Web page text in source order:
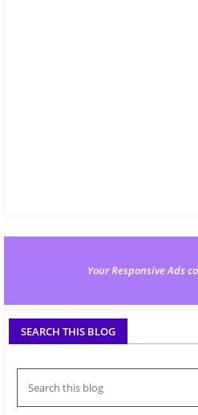
Your Responsive Ads
SEARCH THIS BLOG